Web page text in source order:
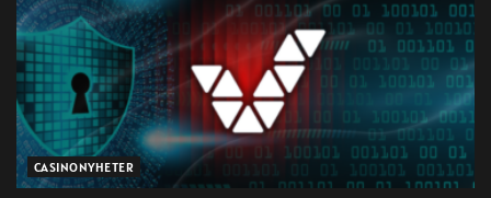
CASINONYHETER